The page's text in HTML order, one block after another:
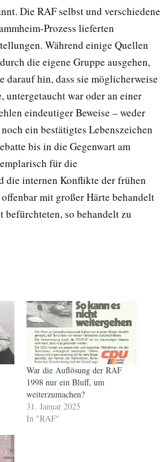
Die RAF selbst und verschiedene
Prozess lieferten
Während einige Quellen
die eigene Gruppe ausgehen,
darauf hin, dass sie möglicherweise
untergetaucht war oder an einer
eindeutiger Beweise – weder
ein bestätigtes Lebenszeichen
bis in die Gegenwart am
für die
die internen Konflikte der frühen
mit großer Härte behandelt
befürchteten, so behandelt zu
War die Auflösung der RAF
1998 nur ein Bluff, um
weiterzumachen?
31. Januar 2025
In "RAF"